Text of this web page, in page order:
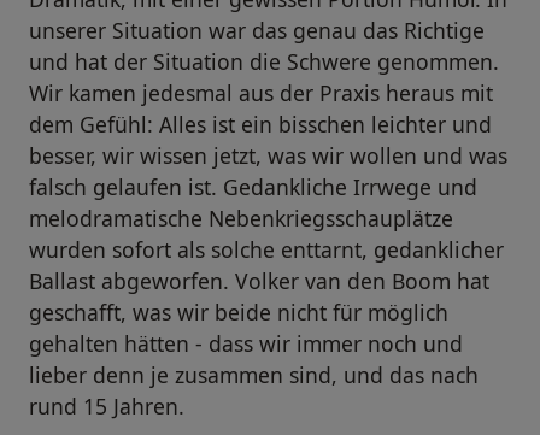
unserer Situation war das genau das Richtige
und hat der Situation die Schwere genommen.
Wir kamen jedesmal aus der Praxis heraus mit
dem Gefühl: Alles ist ein bisschen leichter und
besser, wir wissen jetzt, was wir wollen und was
falsch gelaufen ist. Gedankliche Irrwege und
melodramatische Nebenkriegsschauplätze
wurden sofort als solche enttarnt, gedanklicher
Ballast abgeworfen. Volker van den Boom hat
geschafft, was wir beide nicht für möglich
gehalten hätten - dass wir immer noch und
lieber denn je zusammen sind, und das nach
rund 15 Jahren.